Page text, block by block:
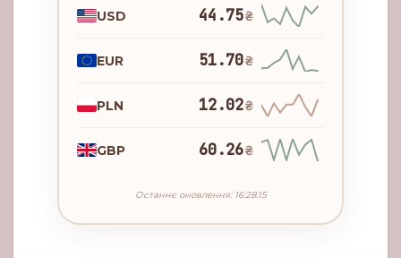
USD 44.75₴
EUR 51.70₴
PLN 12.02₴
GBP 60.26₴
Останнє оновлення: 16:28:15